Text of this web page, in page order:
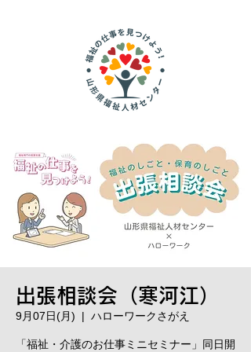
出張相談会（寒河江）
9月07日(月)
  |
ハローワークさがえ
「福祉・介護のお仕事ミニセミナー」同日開